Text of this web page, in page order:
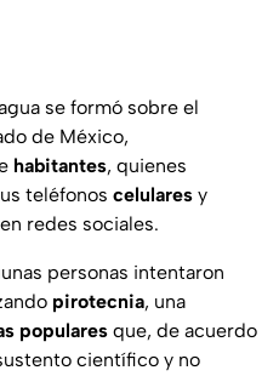
se formó sobre el
de México,
habitantes, quienes
teléfonos celulares y
redes sociales.
personas intentaron
pirotecnia, una
populares que, de acuerdo
científico y no